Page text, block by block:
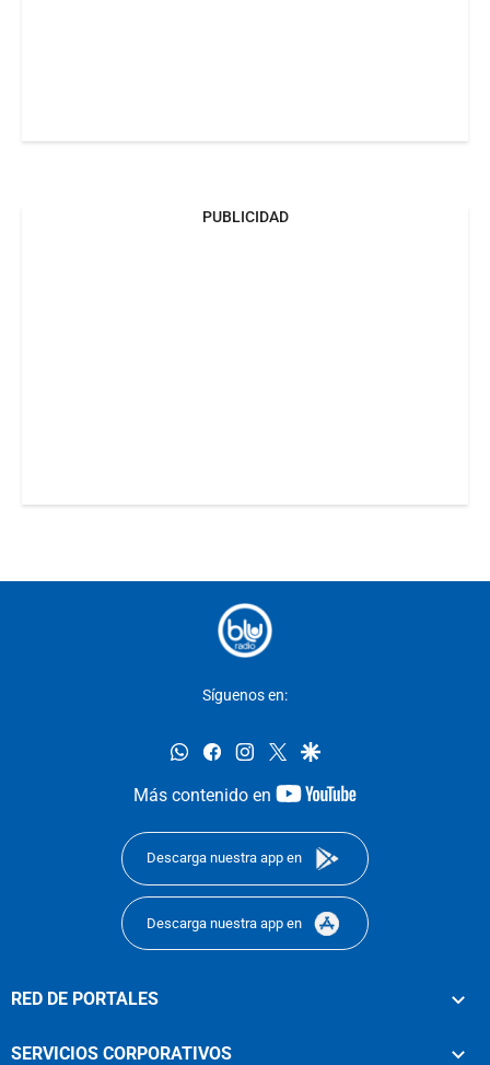
PUBLICIDAD
Síguenos en:
whatsappfacebookinstagram
twittergoogle
Más contenido en
youtube-
Descarga nuestra app en
Descarga nuestra app en
RED DE PORTALES
SERVICIOS CORPORATIVOS